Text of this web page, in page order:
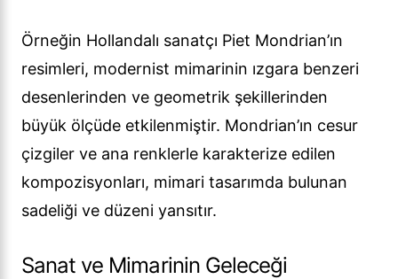
Örneğin Hollandalı sanatçı Piet Mondrian’ın
resimleri, modernist mimarinin ızgara benzeri
desenlerinden ve geometrik şekillerinden
büyük ölçüde etkilenmiştir. Mondrian’ın cesur
çizgiler ve ana renklerle karakterize edilen
kompozisyonları, mimari tasarımda bulunan
sadeliği ve düzeni yansıtır.
Sanat ve Mimarinin Geleceği